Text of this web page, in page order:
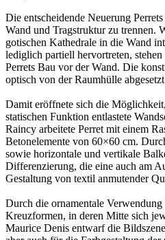
Die entscheidende Neuerung
Wand und Tragstruktur zu trennen.
gotischen Kathedrale in die Wand
lediglich partiell hervortreten,
Perrets Bau vor der Wand. Die
optisch von der Raumhülle
Damit eröffnete sich die
statischen Funktion entlastete
Raincy arbeitete Perret mit einem
Betonelemente von 60×60 cm.
sowie horizontale und vertikale
Differenzierung, die eine auch am
Gestaltung von textil anmutender
Durch die ornamentale Verwendung
Kreuzformen, in deren Mitte sich
Maurice Denis entwarf die